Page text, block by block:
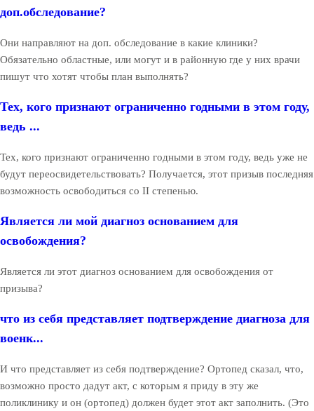
доп.обследование?
Они направляют на доп. обследование в какие клиники?
Обязательно областные, или могут и в районную где у них врачи
пишут что хотят чтобы план выполнять?
Тех, кого признают ограниченно годными в этом году,
ведь ...
Тех, кого признают ограниченно годными в этом году, ведь уже не
будут переосвидетельствовать? Получается, этот призыв последняя
возможность освободиться со II степенью.
Является ли мой диагноз основанием для
освобождения?
Является ли этот диагноз основанием для освобождения от
призыва?
что из себя представляет подтверждение диагноза для
военк...
И что представляет из себя подтверждение? Ортопед сказал, что,
возможно просто дадут акт, с которым я приду в эту же
поликлинику и он (ортопед) должен будет этот акт заполнить. (Это